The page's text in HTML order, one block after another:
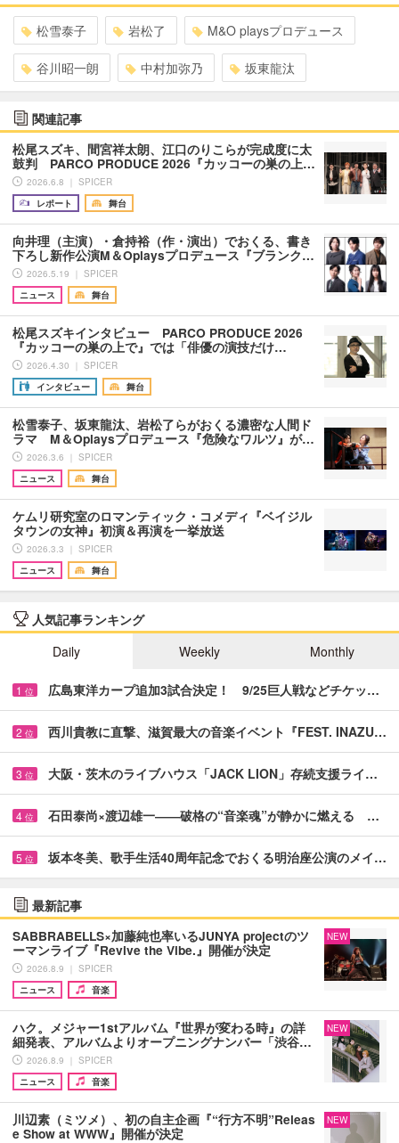
松雪泰子 岩松了 M&O playsプロデュース
谷川昭一朗 中村加弥乃 坂東龍汰
関連記事
松尾スズキ、間宮祥太朗、江口のりこらが完成度に太
鼓判 PARCO PRODUCE 2026『カッコーの巣の上…
2026.6.8 ｜ SPICER
レポート
舞台
向井理（主演）・倉持裕（作・演出）でおくる、書き
下ろし新作公演M＆Oplaysプロデュース『ブランク…
2026.5.19 ｜ SPICER
ニュース
舞台
松尾スズキインタビュー PARCO PRODUCE 2026
『カッコーの巣の上で』では「俳優の演技だけ…
2026.4.30 ｜ SPICER
インタビュー
舞台
松雪泰子、坂東龍汰、岩松了らがおくる濃密な人間ド
ラマ M＆Oplaysプロデュース『危険なワルツ』が…
2026.3.6 ｜ SPICER
ニュース
舞台
ケムリ研究室のロマンティック・コメディ『ベイジル
タウンの女神』初演＆再演を一挙放送
2026.3.3 ｜ SPICER
ニュース
舞台
人気記事ランキング
Daily
Weekly Monthly
1 位 広島東洋カープ追加3試合決定！ 9/25巨人戦などチケッ…
2 位 西川貴教に直撃、滋賀最大の音楽イベント『FEST. INAZU…
3 位 大阪・茨木のライブハウス「JACK LION」存続支援ライ…
4 位 石田泰尚×渡辺雄一――破格の“音楽魂”が静かに燃える …
5 位 坂本冬美、歌手生活40周年記念でおくる明治座公演のメイ…
最新記事
SABBRABELLS×加藤純也率いるJUNYA projectのツ
ーマンライブ『Revive the Vibe.』開催が決定
2026.8.9 ｜ SPICER
ニュース
音楽
NEW
ハク。メジャー1stアルバム『世界が変わる時』の詳
細発表、アルバムよりオープニングナンバー「渋谷…
2026.8.9 ｜ SPICER
ニュース
音楽
NEW
川辺素（ミツメ）、初の自主企画『“行方不明”Releas
e Show at WWW』開催が決定
NEW